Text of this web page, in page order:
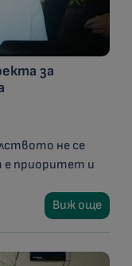
за
не се
приоритет и
Виж още